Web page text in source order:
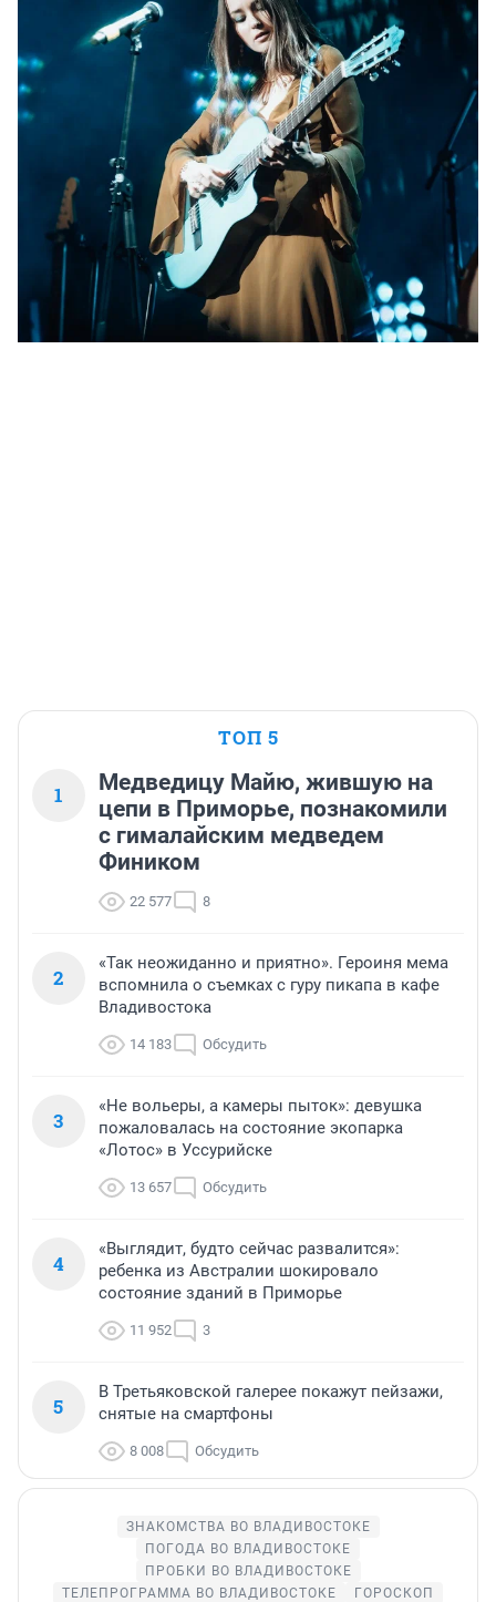
ТОП 5
1
Медведицу Майю, жившую на
цепи в Приморье, познакомили
с гималайским медведем
Фиником
22 577 8
2
«Так неожиданно и приятно». Героиня мема
вспомнила о съемках с гуру пикапа в кафе
Владивостока
14 183 Обсудить
3
«Не вольеры, а камеры пыток»: девушка
пожаловалась на состояние экопарка
«Лотос» в Уссурийске
13 657 Обсудить
4
«Выглядит, будто сейчас развалится»:
ребенка из Австралии шокировало
состояние зданий в Приморье
11 952 3
5
В Третьяковской галерее покажут пейзажи,
снятые на смартфоны
8 008 Обсудить
ЗНАКОМСТВА ВО ВЛАДИВОСТОКЕ
ПОГОДА ВО ВЛАДИВОСТОКЕ
ПРОБКИ ВО ВЛАДИВОСТОКЕ
ТЕЛЕПРОГРАММА ВО ВЛАДИВОСТОКЕ
ГОРОСКОП